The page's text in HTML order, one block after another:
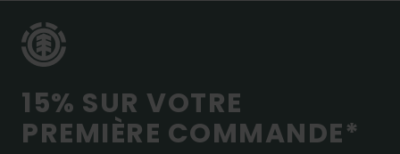
15% SUR VOTRE
PREMIÈRE COMMANDE*